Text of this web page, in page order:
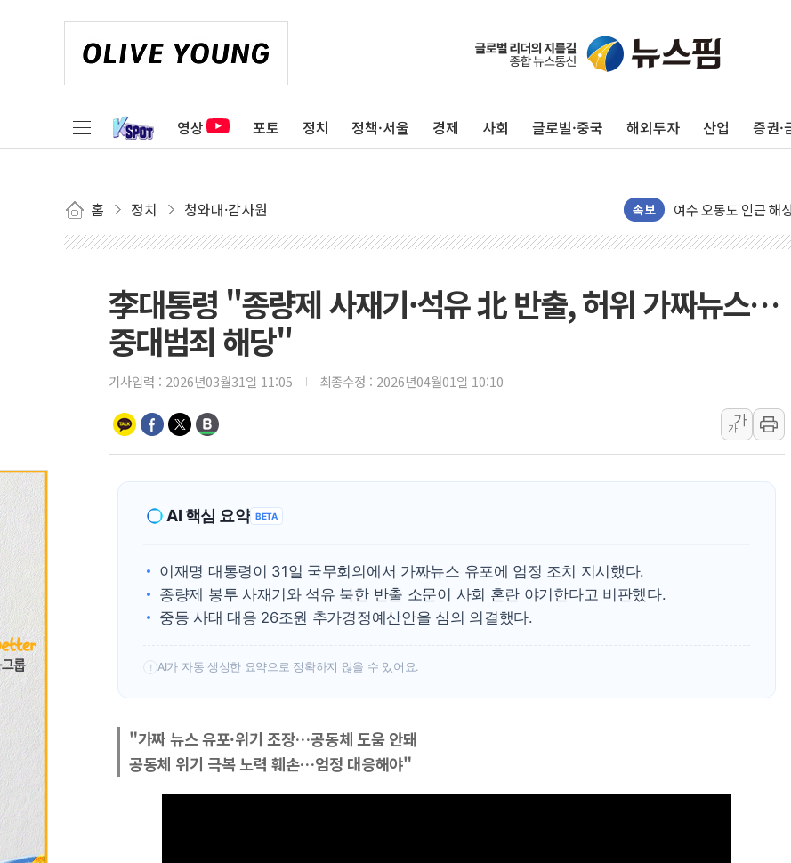
영상 포토 정치 정책·서울 경제 사회 글로벌·중국 해외투자 산업 증권·
홈 정치 청와대·감사원 속보
이번주 국내 주요 금
美, 이란전 출구전
폐기물 수거하다 참
서울 중랑구 주택가
여수 오동도 인근 해
추미애, '위안부' 피
인천서 말다툼 중 어
'화합' 꺼낸 김민석에
中 전방위 아파트 부
인제 용대리 계곡서
폭염에 車 운전면허
李대통령 "종량제 사재기·석유 北 반출, 허위 가짜뉴스…
중대범죄 해당"
기사입력 : 2026년03월31일 11:05 최종수정 : 2026년04월01일 10:10
가
가
AI 핵심 요약 BETA
이재명 대통령이 31일 국무회의에서 가짜뉴스 유포에 엄정 조치 지시했다.
종량제 봉투 사재기와 석유 북한 반출 소문이 사회 혼란 야기한다고 비판했다.
중동 사태 대응 26조원 추가경정예산안을 심의 의결했다.
! AI가 자동 생성한 요약으로 정확하지 않을 수 있어요.
"가짜 뉴스 유포·위기 조장…공동체 도움 안돼
공동체 위기 극복 노력 훼손…엄정 대응해야"